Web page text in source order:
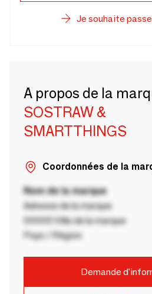
Je souhaite
A propos de la
SOSTRAW &
SMARTTHINGS
Coordonnées de la
Nom de la marque
Adresse de la marque
00000 Ville de la marque
Pays / Région
Demande